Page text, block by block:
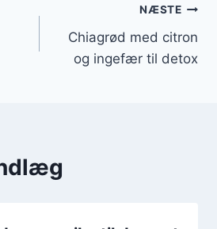
NÆSTE
Chiagrød med citron
og ingefær til detox